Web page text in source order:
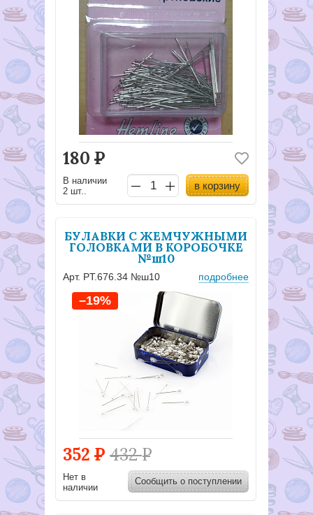
180 Р
В наличии
2 шт..
в корзину
БУЛАВКИ С ЖЕМЧУЖНЫМИ
ГОЛОВКАМИ В КОРОБОЧКЕ
№ш10
Арт. PT.676.34 №ш10 подробнее
352 Р 432Р
–19%
Нет в
наличии
Сообщить о поступлении